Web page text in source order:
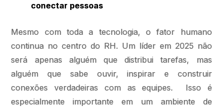
conectar pessoas
Mesmo com toda a tecnologia, o fator humano
continua no centro do RH. Um líder em 2025 não
será apenas alguém que distribui tarefas, mas
alguém que sabe ouvir, inspirar e construir
conexões verdadeiras com as equipes. Isso é
especialmente importante em um ambiente de